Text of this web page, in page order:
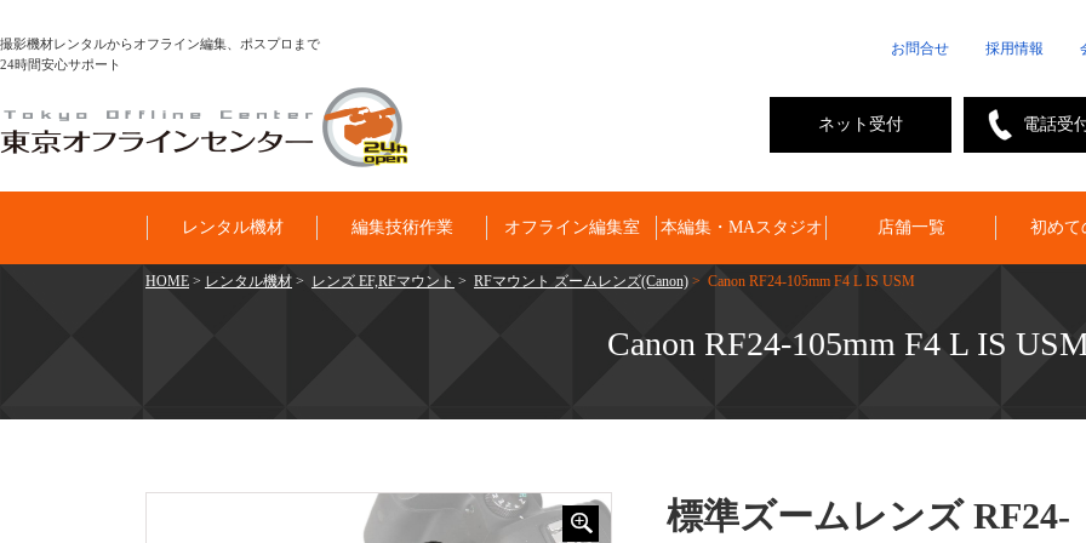
撮影機材レンタルからオフライン編集、ポスプロまで
24時間安心サポート
お問合せ 採用情報
電話受
ネット受付
レンタル機材 編集技術作業 オフライン編集室 本編集・MAスタジオ 店舗一覧 初めて
HOME > レンタル機材 > レンズ EF,RFマウント > RFマウント ズームレンズ(Canon) > Canon RF24-105mm F4 L IS USM
Canon RF24-105mm F4 L IS
標準ズームレンズ RF24-